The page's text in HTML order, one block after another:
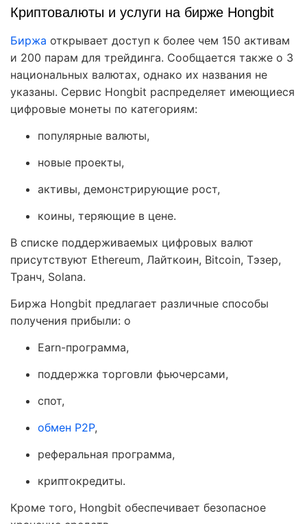
Криптовалюты и услуги на бирже Hongbit
Биржа открывает доступ к более чем 150 активам
и 200 парам для трейдинга. Сообщается также о 3
национальных валютах, однако их названия не
указаны. Сервис Hongbit распределяет имеющиеся
цифровые монеты по категориям:
популярные валюты,
новые проекты,
активы, демонстрирующие рост,
коины, теряющие в цене.
В списке поддерживаемых цифровых валют
присутствуют Ethereum, Лайткоин, Bitcoin, Тэзер,
Транч, Solana.
Биржа Hongbit предлагает различные способы
получения прибыли: о
Earn-программа,
поддержка торговли фьючерсами,
спот,
обмен Р2Р,
реферальная программа,
криптокредиты.
Кроме того, Hongbit обеспечивает безопасное